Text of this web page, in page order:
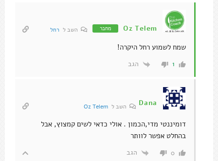
Oz Telem מחבר השב ל רחל
שמח לשמוע רחל היקרה!
1 הגב
Dana השב ל Oz Telem
דומיננטי מדי,הכמון . אולי כדאי לשים קמצוץ, אבל
בהחלט אפשר לוותר
0 הגב